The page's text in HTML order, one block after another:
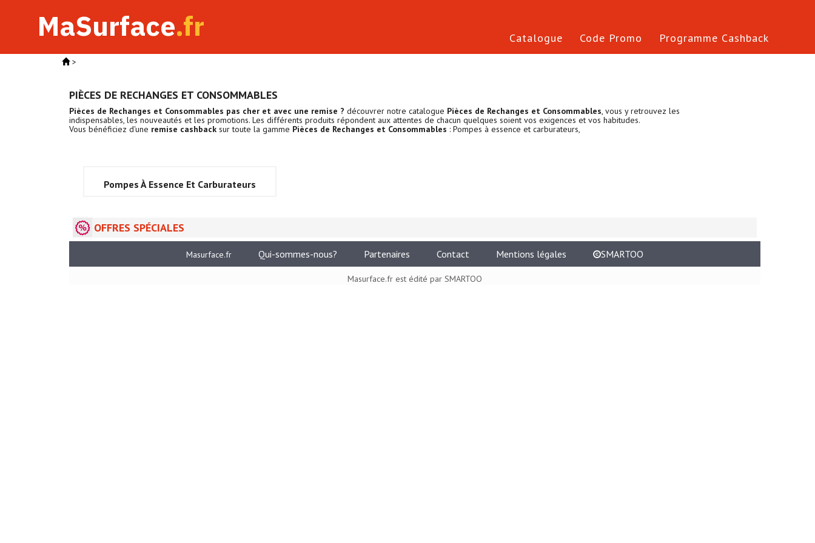
Catalogue Code Promo Programme Cashback
MaSurface.fr
>
PIÈCES DE RECHANGES ET CONSOMMABLES
Pièces de Rechanges et Consommables pas cher et avec une remise ? découvrer notre catalogue Pièces de Rechanges et Consommables, vous y retrouvez les
indispensables, les nouveautés et les promotions. Les différents produits répondent aux attentes de chacun quelques soient vos exigences et vos habitudes.
Vous bénéficiez d'une remise cashback sur toute la gamme Pièces de Rechanges et Consommables : Pompes à essence et carburateurs,
Pompes À Essence Et Carburateurs
OFFRES SPÉCIALES
Masurface.fr Qui-sommes-nous? Partenaires Contact Mentions légales SMARTOO
Masurface.fr est édité par SMARTOO